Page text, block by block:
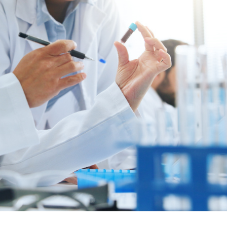
Suche nach: